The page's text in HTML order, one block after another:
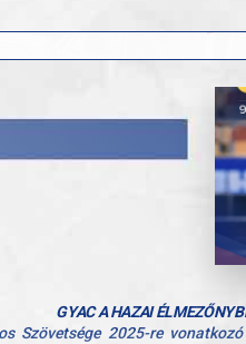
GYAC A HAZAI
Szövetsége 2025-re